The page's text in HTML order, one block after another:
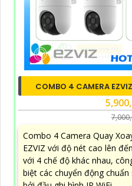
COMBO 4 CAMERA
Combo 4 Camera Quay
EZVIZ với độ nét cao lên
với 4 chế độ khác nhau,
biệt các chuyển động